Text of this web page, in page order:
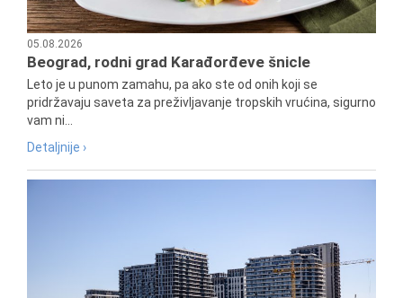
05.08.2026
Beograd, rodni grad Karađorđeve šnicle
Leto je u punom zamahu, pa ako ste od onih koji se
pridržavaju saveta za preživljavanje tropskih vrućina, sigurno
vam ni...
Detaljnije ›